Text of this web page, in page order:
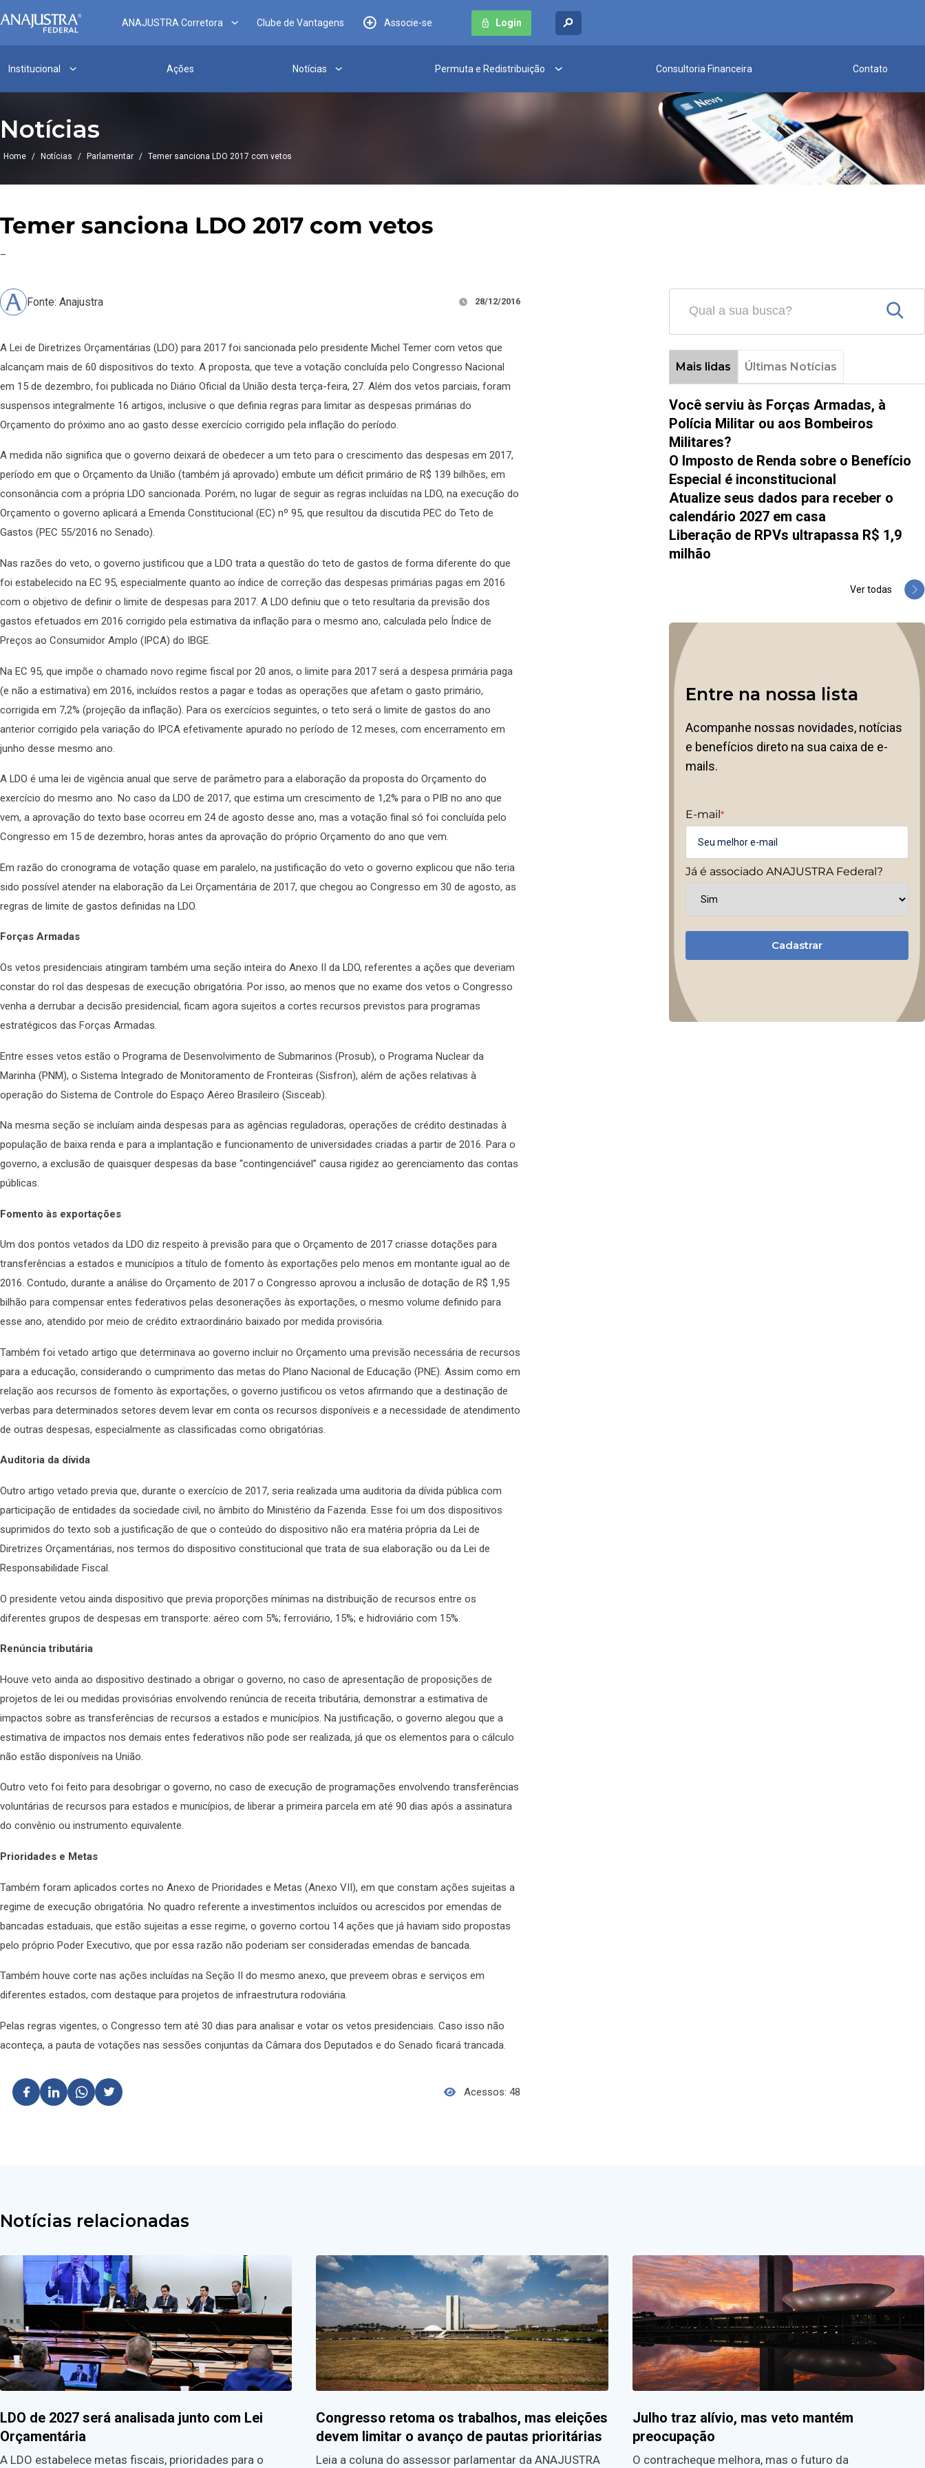
ANAJUSTRA Corretora Clube de Vantagens Associe-se Login
Institucional Ações Notícias Permuta e Redistribuição Consultoria Financeira Contato
Notícias
Home / Notícias / Parlamentar / Temer sanciona LDO 2017 com vetos
Temer sanciona LDO 2017 com vetos
–
Fonte: Anajustra 28/12/2016
A Lei de Diretrizes Orçamentárias (LDO) para 2017 foi sancionada pelo presidente Michel Temer com vetos que
alcançam mais de 60 dispositivos do texto. A proposta, que teve a votação concluída pelo Congresso Nacional
em 15 de dezembro, foi publicada no Diário Oficial da União desta terça-feira, 27. Além dos vetos parciais, foram
suspensos integralmente 16 artigos, inclusive o que definia regras para limitar as despesas primárias do
Orçamento do próximo ano ao gasto desse exercício corrigido pela inflação do período.
A medida não significa que o governo deixará de obedecer a um teto para o crescimento das despesas em 2017,
período em que o Orçamento da União (também já aprovado) embute um déficit primário de R$ 139 bilhões, em
consonância com a própria LDO sancionada. Porém, no lugar de seguir as regras incluídas na LDO, na execução do
Orçamento o governo aplicará a Emenda Constitucional (EC) nº 95, que resultou da discutida PEC do Teto de
Gastos (PEC 55/2016 no Senado).
Nas razões do veto, o governo justificou que a LDO trata a questão do teto de gastos de forma diferente do que
foi estabelecido na EC 95, especialmente quanto ao índice de correção das despesas primárias pagas em 2016
com o objetivo de definir o limite de despesas para 2017. A LDO definiu que o teto resultaria da previsão dos
gastos efetuados em 2016 corrigido pela estimativa da inflação para o mesmo ano, calculada pelo Índice de
Preços ao Consumidor Amplo (IPCA) do IBGE.
Na EC 95, que impõe o chamado novo regime fiscal por 20 anos, o limite para 2017 será a despesa primária paga
(e não a estimativa) em 2016, incluídos restos a pagar e todas as operações que afetam o gasto primário,
corrigida em 7,2% (projeção da inflação). Para os exercícios seguintes, o teto será o limite de gastos do ano
anterior corrigido pela variação do IPCA efetivamente apurado no período de 12 meses, com encerramento em
junho desse mesmo ano.
A LDO é uma lei de vigência anual que serve de parâmetro para a elaboração da proposta do Orçamento do
exercício do mesmo ano. No caso da LDO de 2017, que estima um crescimento de 1,2% para o PIB no ano que
vem, a aprovação do texto base ocorreu em 24 de agosto desse ano, mas a votação final só foi concluída pelo
Congresso em 15 de dezembro, horas antes da aprovação do próprio Orçamento do ano que vem.
Em razão do cronograma de votação quase em paralelo, na justificação do veto o governo explicou que não teria
sido possível atender na elaboração da Lei Orçamentária de 2017, que chegou ao Congresso em 30 de agosto, as
regras de limite de gastos definidas na LDO.
Forças Armadas
Os vetos presidenciais atingiram também uma seção inteira do Anexo II da LDO, referentes a ações que deveriam
constar do rol das despesas de execução obrigatória. Por isso, ao menos que no exame dos vetos o Congresso
venha a derrubar a decisão presidencial, ficam agora sujeitos a cortes recursos previstos para programas
estratégicos das Forças Armadas.
Entre esses vetos estão o Programa de Desenvolvimento de Submarinos (Prosub), o Programa Nuclear da
Marinha (PNM), o Sistema Integrado de Monitoramento de Fronteiras (Sisfron), além de ações relativas à
operação do Sistema de Controle do Espaço Aéreo Brasileiro (Sisceab).
Na mesma seção se incluíam ainda despesas para as agências reguladoras, operações de crédito destinadas à
população de baixa renda e para a implantação e funcionamento de universidades criadas a partir de 2016. Para o
governo, a exclusão de quaisquer despesas da base “contingenciável” causa rigidez ao gerenciamento das contas
públicas.
Fomento às exportações
Um dos pontos vetados da LDO diz respeito à previsão para que o Orçamento de 2017 criasse dotações para
transferências a estados e municípios a título de fomento às exportações pelo menos em montante igual ao de
2016. Contudo, durante a análise do Orçamento de 2017 o Congresso aprovou a inclusão de dotação de R$ 1,95
bilhão para compensar entes federativos pelas desonerações às exportações, o mesmo volume definido para
esse ano, atendido por meio de crédito extraordinário baixado por medida provisória.
Também foi vetado artigo que determinava ao governo incluir no Orçamento uma previsão necessária de recursos
para a educação, considerando o cumprimento das metas do Plano Nacional de Educação (PNE). Assim como em
relação aos recursos de fomento às exportações, o governo justificou os vetos afirmando que a destinação de
verbas para determinados setores devem levar em conta os recursos disponíveis e a necessidade de atendimento
de outras despesas, especialmente as classificadas como obrigatórias.
Auditoria da dívida
Outro artigo vetado previa que, durante o exercício de 2017, seria realizada uma auditoria da dívida pública com
participação de entidades da sociedade civil, no âmbito do Ministério da Fazenda. Esse foi um dos dispositivos
suprimidos do texto sob a justificação de que o conteúdo do dispositivo não era matéria própria da Lei de
Diretrizes Orçamentárias, nos termos do dispositivo constitucional que trata de sua elaboração ou da Lei de
Responsabilidade Fiscal.
O presidente vetou ainda dispositivo que previa proporções mínimas na distribuição de recursos entre os
diferentes grupos de despesas em transporte: aéreo com 5%; ferroviário, 15%; e hidroviário com 15%.
Renúncia tributária
Houve veto ainda ao dispositivo destinado a obrigar o governo, no caso de apresentação de proposições de
projetos de lei ou medidas provisórias envolvendo renúncia de receita tributária, demonstrar a estimativa de
impactos sobre as transferências de recursos a estados e municípios. Na justificação, o governo alegou que a
estimativa de impactos nos demais entes federativos não pode ser realizada, já que os elementos para o cálculo
não estão disponíveis na União.
Outro veto foi feito para desobrigar o governo, no caso de execução de programações envolvendo transferências
voluntárias de recursos para estados e municípios, de liberar a primeira parcela em até 90 dias após a assinatura
do convênio ou instrumento equivalente.
Prioridades e Metas
Também foram aplicados cortes no Anexo de Prioridades e Metas (Anexo VII), em que constam ações sujeitas a
regime de execução obrigatória. No quadro referente a investimentos incluídos ou acrescidos por emendas de
bancadas estaduais, que estão sujeitas a esse regime, o governo cortou 14 ações que já haviam sido propostas
pelo próprio Poder Executivo, que por essa razão não poderiam ser consideradas emendas de bancada.
Também houve corte nas ações incluídas na Seção II do mesmo anexo, que preveem obras e serviços em
diferentes estados, com destaque para projetos de infraestrutura rodoviária.
Pelas regras vigentes, o Congresso tem até 30 dias para analisar e votar os vetos presidenciais. Caso isso não
aconteça, a pauta de votações nas sessões conjuntas da Câmara dos Deputados e do Senado ficará trancada.
Acessos: 48
Mais lidas Últimas Notícias
Você serviu às Forças Armadas, à
Polícia Militar ou aos Bombeiros
Militares?
O Imposto de Renda sobre o Benefício
Especial é inconstitucional
Atualize seus dados para receber o
calendário 2027 em casa
Liberação de RPVs ultrapassa R$ 1,9
milhão
Ver todas
Entre na nossa lista
Acompanhe nossas novidades, notícias
e benefícios direto na sua caixa de e-
mails.
E-mail *
Já é associado ANAJUSTRA Federal?
Cadastrar
Notícias relacionadas
LDO de 2027 será analisada junto com Lei
Orçamentária
A LDO estabelece metas fiscais, prioridades para o
Congresso retoma os trabalhos, mas eleições
devem limitar o avanço de pautas prioritárias
Leia a coluna do assessor parlamentar da ANAJUSTRA
Julho traz alívio, mas veto mantém
preocupação
O contracheque melhora, mas o futuro da